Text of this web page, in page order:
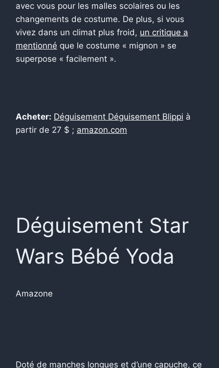
avec vous pour les malles scolaires ou les
changements de costume. De plus, si vous
vivez dans un climat plus froid, un critique a
mentionné que le costume « mignon » se
superpose « facilement ».
Acheter: Déguisement Déguisement Blippi à
partir de 27 $ ; amazon.com
Déguisement Star
Wars Bébé Yoda
Amazone
Doté de manches longues et d’une capuche, ce